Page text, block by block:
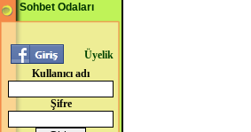
Sohbet Odaları
Üyelik
Kullanıcı adı
Şifre